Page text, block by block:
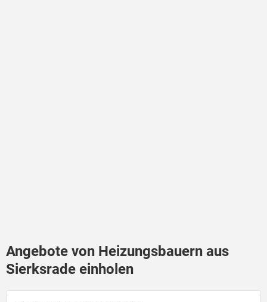
Angebote von Heizungsbauern aus
Sierksrade einholen